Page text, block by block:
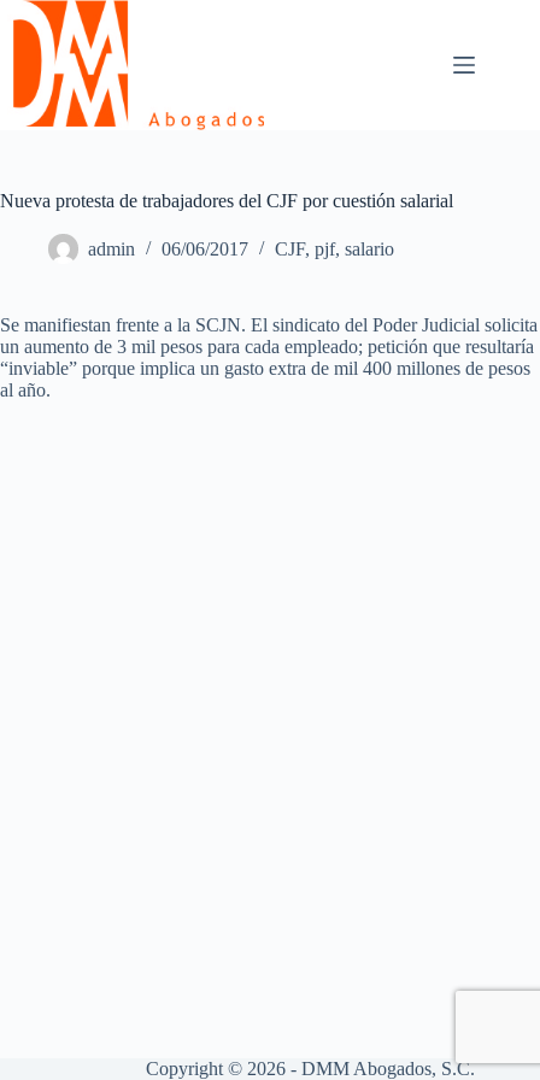
Skip
content
Nueva protesta de trabajadores del CJF por cuestión salarial
admin 06/06/2017 CJF, pjf, salario
Se manifiestan frente a la SCJN. El sindicato del Poder Judicial solicita
un aumento de 3 mil pesos para cada empleado; petición que resultaría
“inviable” porque implica un gasto extra de mil 400 millones de pesos
al año.
Copyright © 2026 - DMM Abogados, S.C.